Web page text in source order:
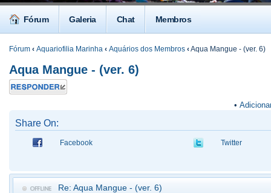
Fórum Galeria Chat Membros
Fórum ‹ Aquariofilia Marinha ‹ Aquários dos Membros ‹Aqua Mangue - (ver. 6)
Aqua Mangue - (ver. 6)
Responder
•
Share On:
Facebook Twitter
Re: Aqua Mangue - (ver. 6)